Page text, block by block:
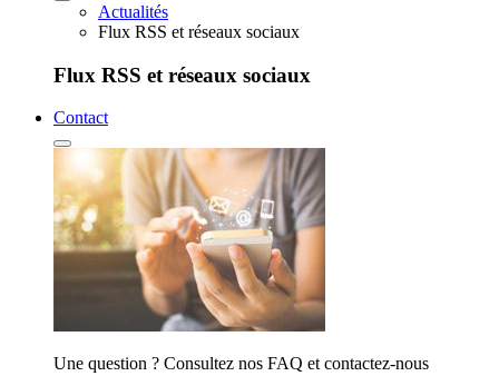
Actualités
Flux RSS et réseaux sociaux
Flux RSS et réseaux sociaux
Contact
Une question ? Consultez nos FAQ et contactez-nous